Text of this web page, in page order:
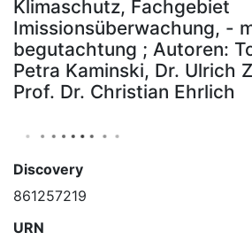
Klimaschutz, Fachgebiet
Imissionsüberwachung, -
begutachtung ; Autoren:
Petra Kaminski, Dr. Ulrich
Prof. Dr. Christian Ehrlich
Discovery
861257219
URN